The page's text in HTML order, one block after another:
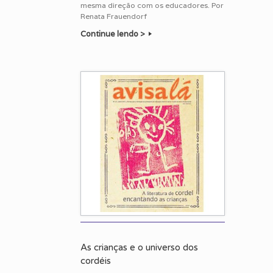
mesma direção com os educadores. Por
Renata Frauendorf
Continue lendo >
As crianças e o universo dos
cordéis